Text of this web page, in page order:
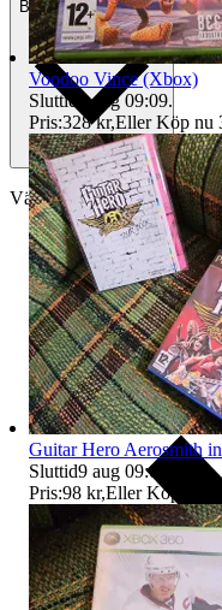
BetalningVia Tradera
Välj till köparskydd
Voodoo Vince (Xbox)
Sluttid 9 aug 09:09.
Pris:328 kr,Eller Köp nu
Guitar Hero Aerosmith
Sluttid9 aug 09:09
Pris:98 kr,Eller Köp nu